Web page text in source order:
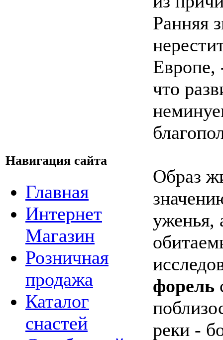
Навигация сайта
Главная
Интернет
Магазин
Розничная
продажа
Каталог
снастей
Ранняя
Европе,
что
Образ
уженья,
форель
реки -